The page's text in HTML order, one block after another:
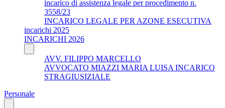
incarico di assistenza legale per procedimento n.
3558/23
INCARICO LEGALE PER AZONE ESECUTIVA
incarichi 2025
INCARICHI 2026
AVV. FILIPPO MARCELLO
AVVOCATO MIAZZI MARIA LUISA INCARICO
STRAGIUSIZIALE
Personale